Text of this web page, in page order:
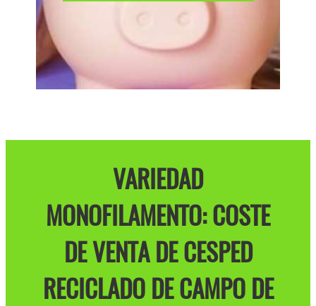
VARIEDAD
MONOFILAMENTO: COSTE
DE VENTA DE CESPED
RECICLADO DE CAMPO DE